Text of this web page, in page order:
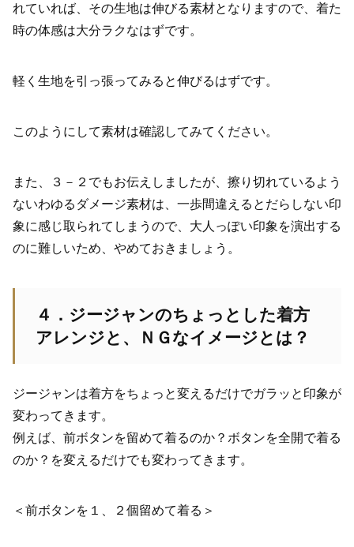
れていれば、その生地は伸びる素材となりますので、着た
時の体感は大分ラクなはずです。
軽く生地を引っ張ってみると伸びるはずです。
このようにして素材は確認してみてください。
また、３－２でもお伝えしましたが、擦り切れているよう
ないわゆるダメージ素材は、一歩間違えるとだらしない印
象に感じ取られてしまうので、大人っぽい印象を演出する
のに難しいため、やめておきましょう。
４．ジージャンのちょっとした着方
アレンジと、ＮＧなイメージとは？
ジージャンは着方をちょっと変えるだけでガラッと印象が
変わってきます。
例えば、前ボタンを留めて着るのか？ボタンを全開で着る
のか？を変えるだけでも変わってきます。
＜前ボタンを１、２個留めて着る＞